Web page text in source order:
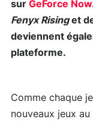
sur GeForce Now
Fenyx Risinget
deviennent
plateforme.
Comme chaque
nouveaux jeux